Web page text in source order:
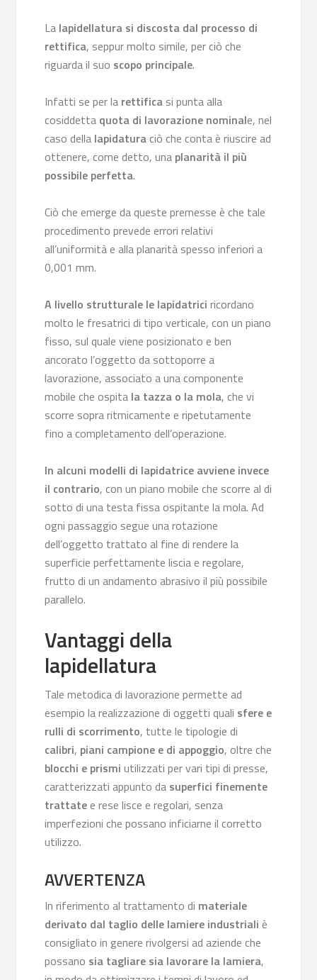
La lapidellatura si discosta dal processo di
rettifica, seppur molto simile, per ciò che
riguarda il suo scopo principale.
Infatti se per la rettifica si punta alla
cosiddetta quota di lavorazione nominale, nel
caso della lapidaturaciò che conta è riuscire ad
ottenere, come detto, una planarità il più
possibile perfetta.
Ciò che emerge da queste premesse è che tale
procedimento prevede errori relativi
all’uniformità e alla planarità spesso inferiori a
0,001 mm.
A livello strutturale le lapidatrici ricordano
molto le fresatrici di tipo verticale, con un piano
fisso, sul quale viene posizionato e ben
ancorato l’oggetto da sottoporre a
lavorazione, associato a una componente
mobile che ospita la tazza o la mola, che vi
scorre sopra ritmicamente e ripetutamente
fino a completamento dell’operazione.
In alcuni modelli di lapidatrice avviene invece
il contrario, con un piano mobile che scorre al di
sotto di una testa fissa ospitante la mola. Ad
ogni passaggio segue una rotazione
dell’oggetto trattato al fine di rendere la
superficie perfettamente liscia e regolare,
frutto di un andamento abrasivo il più possibile
parallelo.
Vantaggi della
lapidellatura
Tale metodica di lavorazione permette ad
esempio la realizzazione di oggetti quali sfere e
rulli di scorrimento, tutte le tipologie di
calibri, piani campione e di appoggio, oltre che
blocchi e prismi utilizzati per vari tipi di presse,
caratterizzati appunto da superfici finemente
trattatee rese lisce e regolari, senza
imperfezioni che possano inficiarne il corretto
utilizzo.
AVVERTENZA
In riferimento al trattamento di materiale
derivato dal taglio delle lamiere industriali è
consigliato in genere rivolgersi ad aziende che
possano sia tagliare sia lavorare la lamiera,